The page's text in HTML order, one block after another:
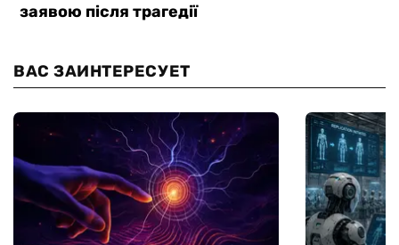
ВАС ЗАИНТЕРЕСУЕТ